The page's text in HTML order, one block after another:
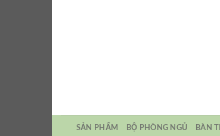
SẢN PHẨM BỘ PHÒNG NGỦ BÀN